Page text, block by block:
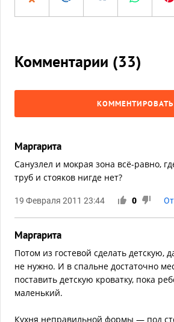
Комментарии (33)
КОММЕНТИРОВАТЬ
Маргарита
Санузлел и мокрая зона всё-равно,
труб и стояков нигде нет?
19 Февраля 2011 23:44 0
Маргарита
Потом из гостевой сделать детскую,
не нужно. И в спальне достаточно
поставить детскую кроватку, пока
маленький.
Кухня неправильной формы — под